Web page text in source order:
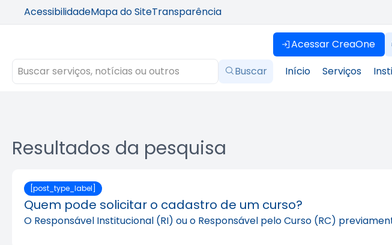
AcessibilidadeMapa do SiteTransparência
Acessar CreaOne
Buscar
Início Serviços
Resultados da pesquisa
[post_type_label]
Quem pode solicitar o cadastro de um curso?
O Responsável Institucional (RI) ou o Responsável pelo Curso (RC)